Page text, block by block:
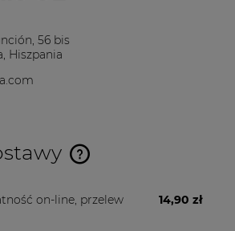
56 bis
Hiszpania
ewentualnych kosztów płatności
on-line, przelew
14,90 zł